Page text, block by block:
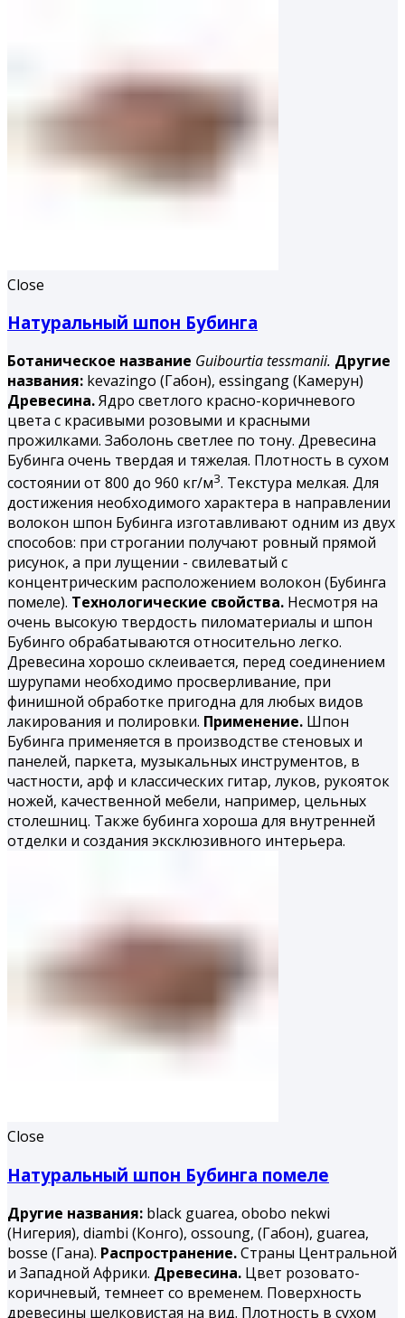
Close
Натуральный шпон Бубинга
Ботаническое название Guibourtia tessmanii. Другие
названия: kevazingo (Габон), essingang (Камерун)
Древесина.Ядро светлого красно-коричневого
цвета с красивыми розовыми и красными
прожилками. Заболонь светлее по тону. Древесина
Бубинга очень твердая и тяжелая. Плотность в сухом
состоянии от 800 до 960 кг/м3. Текстура мелкая. Для
достижения необходимого характера в направлении
волокон шпон Бубинга изготавливают одним из двух
способов: при строгании получают ровный прямой
рисунок, а при лущении - свилеватый с
концентрическим расположением волокон (Бубинга
помеле). Технологические свойства. Несмотря на
очень высокую твердость пиломатериалы и шпон
Бубинго обрабатываются относительно легко.
Древесина хорошо склеивается, перед соединением
шурупами необходимо просверливание, при
финишной обработке пригодна для любых видов
лакирования и полировки. Применение. Шпон
Бубинга применяется в производстве стеновых и
панелей, паркета, музыкальных инструментов, в
частности, арф и классических гитар, луков, рукояток
ножей, качественной мебели, например, цельных
столешниц. Также бубинга хороша для внутренней
отделки и создания эксклюзивного интерьера.
Close
Натуральный шпон Бубинга помеле
Другие названия: black guarea, obobo nekwi
(Нигерия), diambi (Конго), ossoung, (Габон), guarea,
bosse (Гана). Распространение.Страны Центральной
и Западной Африки. Древесина. Цвет розовато-
коричневый, темнеет со временем. Поверхность
древесины шелковистая на вид. Плотность в сухом